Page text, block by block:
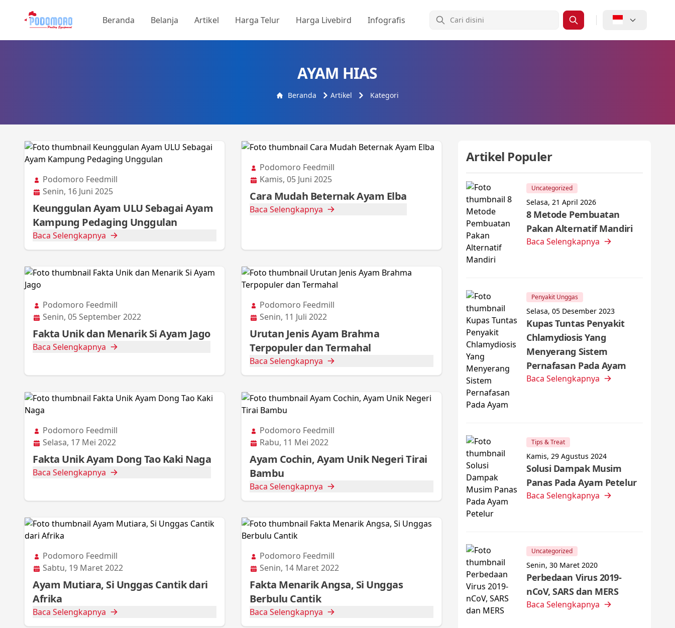
Cari
Beranda Belanja Artikel Harga Telur Harga Livebird Infografis
AYAM HIAS
Beranda Artikel Kategori
Podomoro Feedmill
Senin, 16 Juni 2025
Keunggulan Ayam ULU Sebagai Ayam
Kampung Pedaging Unggulan
Baca Selengkapnya
Podomoro Feedmill
Kamis, 05 Juni 2025
Cara Mudah Beternak Ayam Elba
Baca Selengkapnya
Podomoro Feedmill
Senin, 05 September 2022
Fakta Unik dan Menarik Si Ayam Jago
Baca Selengkapnya
Podomoro Feedmill
Senin, 11 Juli 2022
Urutan Jenis Ayam Brahma
Terpopuler dan Termahal
Baca Selengkapnya
Podomoro Feedmill
Selasa, 17 Mei 2022
Fakta Unik Ayam Dong Tao Kaki Naga
Baca Selengkapnya
Podomoro Feedmill
Rabu, 11 Mei 2022
Ayam Cochin, Ayam Unik Negeri Tirai
Bambu
Baca Selengkapnya
Podomoro Feedmill
Sabtu, 19 Maret 2022
Ayam Mutiara, Si Unggas Cantik dari
Afrika
Baca Selengkapnya
Podomoro Feedmill
Senin, 14 Maret 2022
Fakta Menarik Angsa, Si Unggas
Berbulu Cantik
Baca Selengkapnya
Artikel Populer
Uncategorized
Selasa, 21 April 2026
8 Metode Pembuatan
Pakan Alternatif Mandiri
Baca Selengkapnya
Penyakit Unggas
Selasa, 05 Desember 2023
Kupas Tuntas Penyakit
Chlamydiosis Yang
Menyerang Sistem
Pernafasan Pada Ayam
Baca Selengkapnya
Tips & Treat
Kamis, 29 Agustus 2024
Solusi Dampak Musim
Panas Pada Ayam Petelur
Baca Selengkapnya
Uncategorized
Senin, 30 Maret 2020
Perbedaan Virus 2019-
nCoV, SARS dan MERS
Baca Selengkapnya